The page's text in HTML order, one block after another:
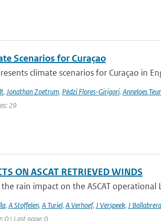
Scenarios for Curaçao
climate scenarios for Curaçao in
, Jonathan Zoetrum, Pédzi Flores-Girigori, Anneloes
29
ON ASCAT RETRIEVED WINDS
rain impact on the ASCAT
, A Stoffelen, A Turiel, A Verhoef, J Verspeek, J Ballabrera
0 | Last page: 0